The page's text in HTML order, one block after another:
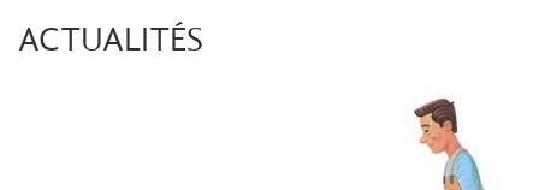
ACTUALITÉS